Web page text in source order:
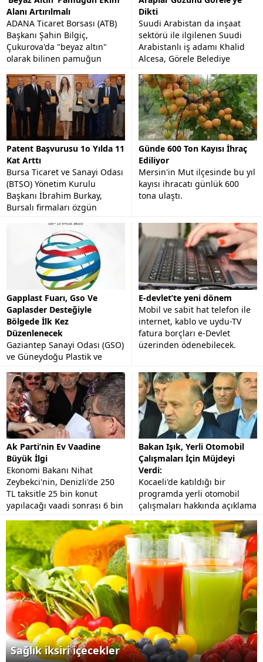
Alanı Artırılmalı
ADANA Ticaret Borsası (ATB)
Başkanı Şahin Bilgiç,
Çukurova'da "beyaz altın"
olarak bilinen pamuğun
stratejik bir ürün olduğunu
ve ekim alanının arttırılması...
Dikti
Suudi Arabistan da inşaat
sektörü ile ilgilenen Suudi
Arabistanlı iş adamı Khalid
Alcesa, Görele Belediye
Başkanı Tolga Erener'i
makamında ziyaret etti.
Patent Başvurusu 1o Yılda 11
Kat Arttı
Bursa Ticaret ve Sanayi Odası
(BTSO) Yönetim Kurulu
Başkanı İbrahim Burkay,
Bursalı firmaları özgün
tasarımlara yönlendirmeyi
hedeflediklerini söyledi.
Günde 600 Ton Kayısı İhraç
Ediliyor
Mersin'in Mut ilçesinde bu yıl
kayısı ihracatı günlük 600
tona ulaştı.
Gapplast Fuarı, Gso Ve
Gaplasder Desteğiyle
Bölgede İlk Kez
Düzenlenecek
Gaziantep Sanayi Odası (GSO)
ve Güneydoğu Plastik ve
Kimya Sanayicileri
Derneği'nin (GAPLASDER)
desteğiyle AKORT Fuarcılık
tarafından organize edilecek
"Plastik,...
E-devlet’te yeni dönem
Mobil ve sabit hat telefon ile
internet, kablo ve uydu-TV
fatura borçları e-Devlet
üzerinden ödenebilecek.
Ak Parti’nin Ev Vaadine
Büyük İlgi
Ekonomi Bakanı Nihat
Zeybekci'nin, Denizli'de 250
TL taksitle 25 bin konut
yapılacağı vaadi sonrası 6 bin
kişi başvuru yaptı.
Bakan Işık, Yerli Otomobil
Çalışmaları İçin Müjdeyi
Verdi:
Kocaeli'de katıldığı bir
programda yerli otomobil
çalışmaları hakkında açıklama
yapan Bilim Sanayi ve
Teknoloji Bakanı Fikri Işık,
"Özellikle menzili...
Sağlık iksiri içecekler